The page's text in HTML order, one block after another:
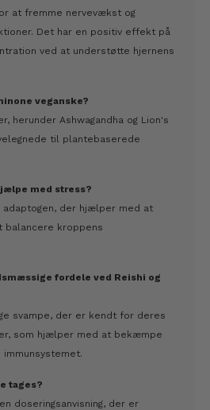
at fremme nervevækst og
Det har en positiv effekt på
ved at understøtte hjernens
veganske?
herunder Ashwagandha og Lion's
til plantebaserede
med stress?
adaptogen, der hjælper med at
balancere kroppens
fordele ved Reishi og
svampe, der er kendt for deres
som hjælper med at bekæmpe
tages?
doseringsanvisning, der er